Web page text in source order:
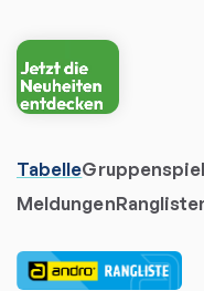
Tabelle
Meldungen